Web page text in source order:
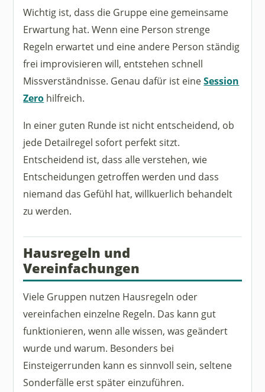
Wichtig ist, dass die Gruppe eine gemeinsame
Erwartung hat. Wenn eine Person strenge
Regeln erwartet und eine andere Person ständig
frei improvisieren will, entstehen schnell
Missverständnisse. Genau dafür ist eineSession
Zero hilfreich.
In einer guten Runde ist nicht entscheidend, ob
jede Detailregel sofort perfekt sitzt.
Entscheidend ist, dass alle verstehen, wie
Entscheidungen getroffen werden und dass
niemand das Gefühl hat, willkuerlich behandelt
zu werden.
Hausregeln und
Vereinfachungen
Viele Gruppen nutzen Hausregeln oder
vereinfachen einzelne Regeln. Das kann gut
funktionieren, wenn alle wissen, was geändert
wurde und warum. Besonders bei
Einsteigerrunden kann es sinnvoll sein, seltene
Sonderfälle erst später einzuführen.